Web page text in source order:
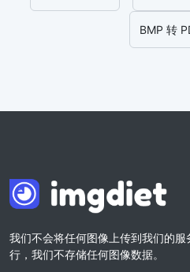
BMP 转
我们不会将任何图像上传到我们的
行，我们不存储任何图像数据。